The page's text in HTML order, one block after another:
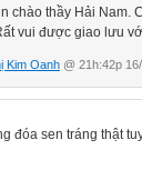
chào thầy Hải Nam.
vui được giao lưu
Kim Oanh @ 21h:42p
đóa sen tráng thật